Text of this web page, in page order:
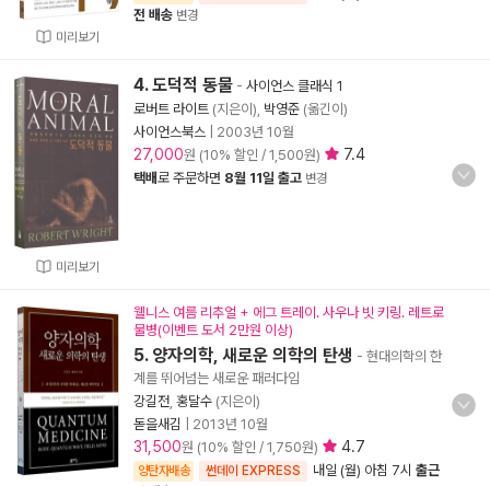
미리보기
전 배송 변경
미리보기
4. 도덕적 동물 - 사이언스 클래식 1
로버트 라이트 (지은이), 박영준 (옮긴이)
사이언스북스
2003년 10월
27,000원 (10% 할인 / 1,500원) 7.4
택배로 주문하면 8월 11일 출고 변경
웰니스 여름 리추얼 + 에그 트레이. 사우나 빗 키링. 레트로
물병(이벤트 도서 2만원 이상)
5. 양자의학, 새로운 의학의 탄생 - 현대의학의 한
계를 뛰어넘는 새로운 패러다임
강길전 홍달수 (지은이)
돋을새김
2013년 10월
31,500원 (10% 할인 / 1,750원) 4.7
양탄자배송 썬데이 EXPRESS 내일 (월) 아침 7시 출근